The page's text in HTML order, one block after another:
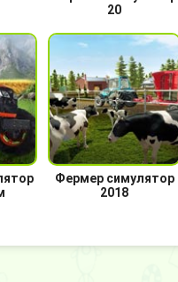
20
Фермер симулятор
2018